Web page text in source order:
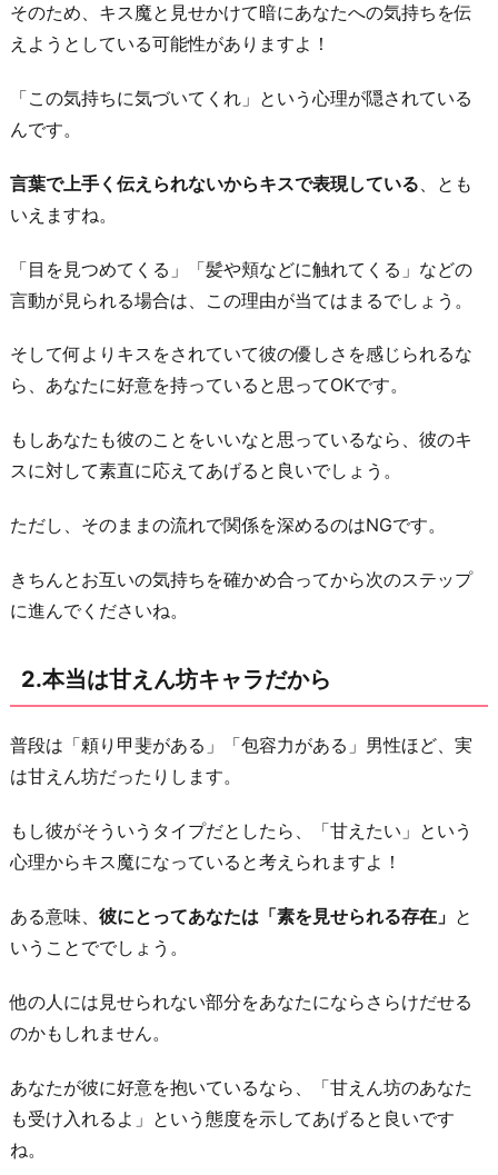
ラ
だ
ら
お
酒
飲
む
キ
ス
し
た
衝
に
駆
れ
る
か
ら
欲
求
満
で
そ
の
を
期
そのため、キス魔と見せかけて暗にあなたへの気持ちを伝
えようとしている可能性がありますよ！
「この気持ちに気づいてくれ」という心理が隠されている
んです。
言葉で上手く伝えられないからキスで表現している 、とも
いえますね。
「目を見つめてくる」「髪や頬などに触れてくる」などの
言動が見られる場合は、この理由が当てはまるでしょう。
そして何よりキスをされていて彼の優しさを感じられるな
ら、あなたに好意を持っていると思ってOKです。
もしあなたも彼のことをいいなと思っているなら、彼のキ
スに対して素直に応えてあげると良いでしょう。
ただし、そのままの流れで関係を深めるのはNGです。
きちんとお互いの気持ちを確かめ合ってから次のステップ
に進んでくださいね。
2.本当は甘えん坊キャラだから
普段は「頼り甲斐がある」「包容力がある」男性ほど、実
は甘えん坊だったりします。
もし彼がそういうタイプだとしたら、「甘えたい」という
心理からキス魔になっていると考えられますよ！
ある意味、 彼にとってあなたは「素を見せられる存在」 と
いうことででしょう。
他の人には見せられない部分をあなたにならさらけだせる
のかもしれません。
あなたが彼に好意を抱いているなら、「甘えん坊のあなた
も受け入れるよ」という態度を示してあげると良いです
ね。